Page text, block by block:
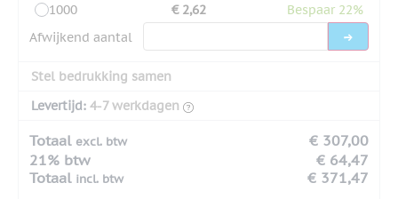
1000
€ 2,62
Bespaar 22%
Afwijkend aantal
Stel bedrukking samen
Levertijd: 4-7 werkdagen
Totaal excl. btw
€ 307,00
21% btw
€ 64,47
Totaal incl. btw € 371,47